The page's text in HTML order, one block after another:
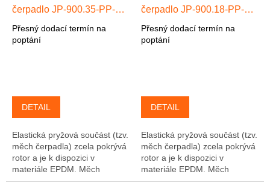
čerpadlo JP-900.35-PP-
24 m, 3-f 0,37kW
Přesný dodací termín na
poptání
DETAIL
Elastická pryžová součást (tzv.
měch čerpadla) zcela pokrývá
rotor a je k dispozici v
materiále EPDM. Měch
čerpadla je současně pevně
čerpadlo JP-900.18-PP-
24 m, 3-f 0,25kW
Přesný dodací termín na
poptání
DETAIL
Elastická pryžová součást (tzv.
měch čerpadla) zcela pokrývá
rotor a je k dispozici v
materiále EPDM. Měch
čerpadla je současně pevně